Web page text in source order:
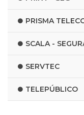
PRISMA
SCALA -
SERVTEC
TELEPÚBLICO